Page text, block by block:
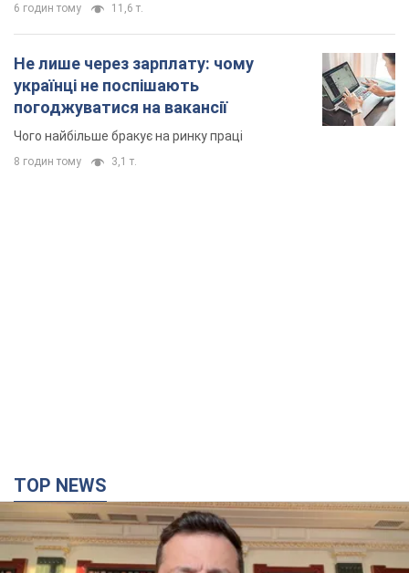
6 годин тому 11,6 т.
Не лише через зарплату: чому
українці не поспішають
погоджуватися на вакансії
Чого найбільше бракує на ринку праці
8 годин тому 3,1 т.
TOP NEWS